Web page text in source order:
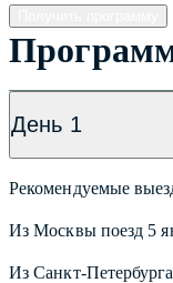
День 1
Рекомендуемые
Из Москвы поезд 5
Из Санкт-